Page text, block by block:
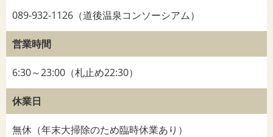
089-932-1126（道後温泉コンソーシアム）
営業時間
6:30～23:00（札止め22:30）
休業日
無休（年末大掃除のため臨時休業あり）